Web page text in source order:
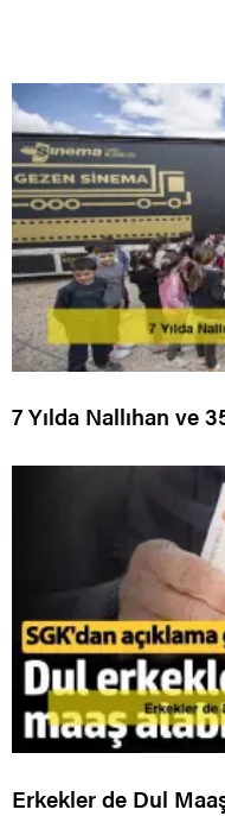
7 Yılda Nallıhan ve
Erkekler de Dul